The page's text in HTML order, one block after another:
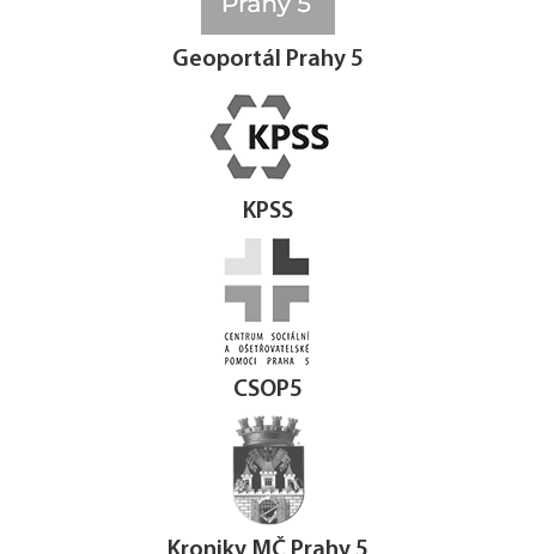
Geoportál Prahy 5
KPSS
CSOP5